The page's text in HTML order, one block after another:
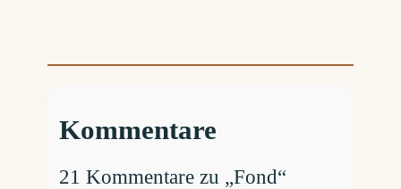
Kommentare
21 Kommentare zu „Fond“